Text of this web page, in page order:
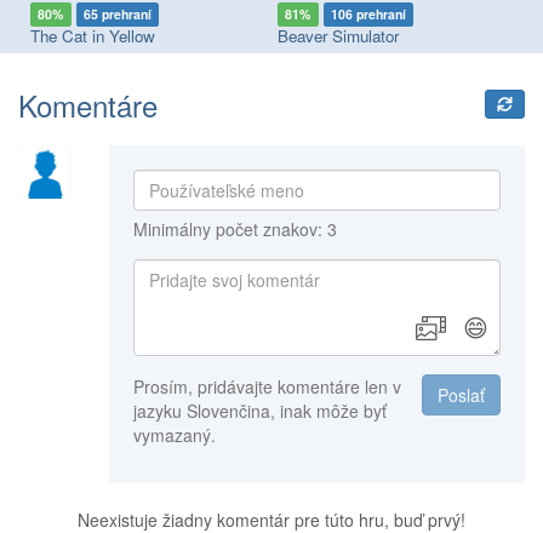
80% 65 prehraní
The Cat in Yellow
81% 106 prehraní
Beaver Simulator
Komentáre
Minimálny počet znakov: 3
😄
Poslať
Prosím, pridávajte komentáre len v
jazyku Slovenčina, inak môže byť
vymazaný.
Neexistuje žiadny komentár pre túto hru, buď prvý!